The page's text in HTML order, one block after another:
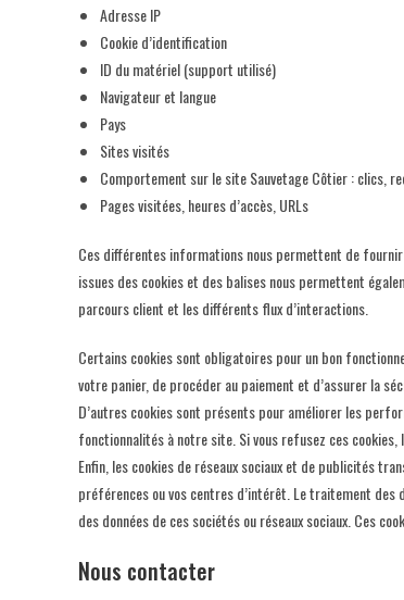
Adresse IP
Cookie d’identification
ID du matériel (support utilisé)
Navigateur et langue
Pays
Sites visités
Comportement sur le site Sauvetage Côtier : clics,
Pages visitées, heures d’accès, URLs
Ces différentes informations nous permettent de
issues des cookies et des balises nous permettent
parcours client et les différents flux d’interactions.
Certains cookies sont obligatoires pour un bon
votre panier, de procéder au paiement et d’assurer la
D’autres cookies sont présents pour améliorer les
fonctionnalités à notre site. Si vous refusez ces
Enfin, les cookies de réseaux sociaux et de publicités
préférences ou vos centres d’intérêt. Le traitement
des données de ces sociétés ou réseaux sociaux. Ces
Nous contacter